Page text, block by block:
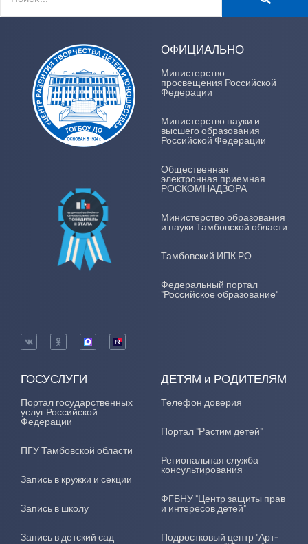
ОФИЦИАЛЬНО
Министерство
просвещения Российской
Федерации
Министерство науки и
высшего образования
Российской Федерации
Общественная
электронная приемная
РОСКОМНАДЗОРА
Министерство образования
и науки Тамбовской области
Тамбовский ИПК РО
Федеральный портал
"Российское образование"
ГОСУСЛУГИ
Портал государственных
услуг Российской
Федерации
ПГУ Тамбовской области
Запись в кружки и секции
Запись в школу
Запись в детский сад
ДЕТЯМ и РОДИТЕЛЯМ
Телефон доверия
Портал "Растим детей"
Региональная служба
консультирования
ФГБНУ "Центр защиты прав
и интересов детей"
Подростковый центр "Арт-